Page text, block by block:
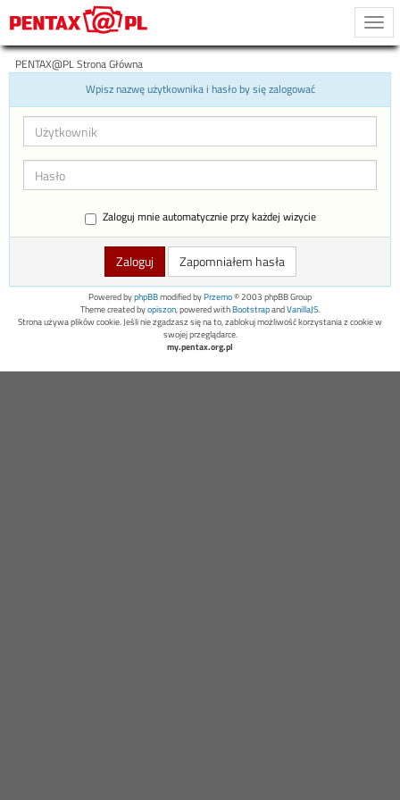
PENTAX@PL Strona Główna
Wpisz nazwę użytkownika i hasło by się zalogować
Zaloguj mnie automatycznie przy każdej wizycie
Zapomniałem hasła
Powered byphpBBmodified byPrzemo© 2003 phpBB Group
Theme created byopiszon, powered withBootstrapandVanillaJS.
Strona używa plików cookie. Jeśli nie zgadzasz się na to, zablokuj możliwość korzystania z cookie w
swojej przeglądarce.
my.pentax.org.pl